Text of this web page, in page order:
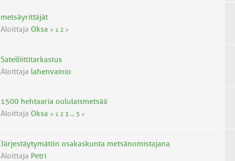
metsäyrittäjät
Aloittaja Oksa « 1 2 »
Satelliittitarkastus
Aloittaja lahenvainio
1500 hehtaaria oululaismetsää
Aloittaja Oksa « 1 2 3 ... 5 »
Järjestäytymätön osakaskunta metsänomistajana
Aloittaja Petri